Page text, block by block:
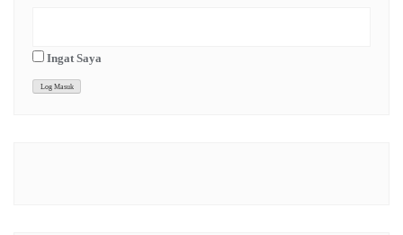
Ingat Saya